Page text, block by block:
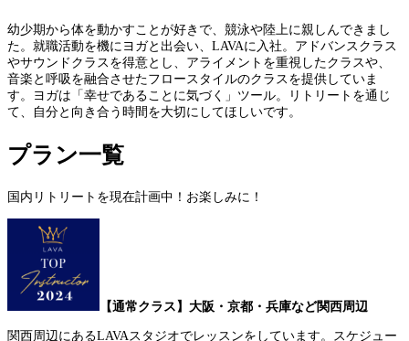
幼少期から体を動かすことが好きで、競泳や陸上に親しんできまし
た。就職活動を機にヨガと出会い、LAVAに入社。アドバンスクラス
やサウンドクラスを得意とし、アライメントを重視したクラスや、
音楽と呼吸を融合させたフロースタイルのクラスを提供していま
す。ヨガは「幸せであることに気づく」ツール。リトリートを通じ
て、自分と向き合う時間を大切にしてほしいです。
プラン一覧
国内リトリートを現在計画中！お楽しみに！
【通常クラス】大阪・京都・兵庫など関西周辺
関西周辺にあるLAVAスタジオでレッスンをしています。スケジュー